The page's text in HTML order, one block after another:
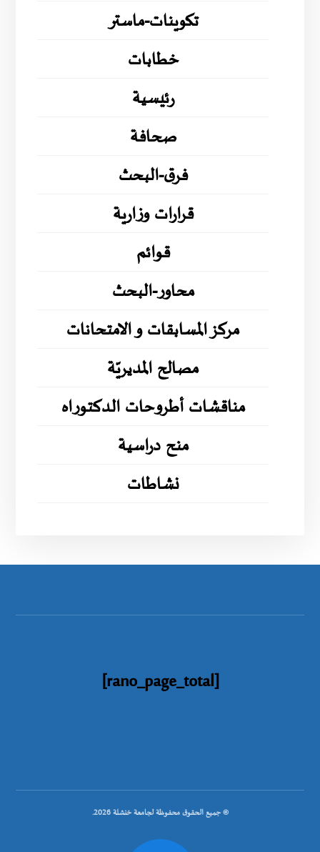
تكوينات-ماستر
خطابات
رئيسية
صحافة
فرق-البحث
قرارات وزارية
قوائم
محاور-البحث
مركز المسابقات و الامتحانات
مصالح المديريّة
مناقشات أطروحات الدكتوراه
منح دراسية
نشاطات
[rano_page_total]
© جميع الحقوق محفوظة لجامعة خنشلة 2026.